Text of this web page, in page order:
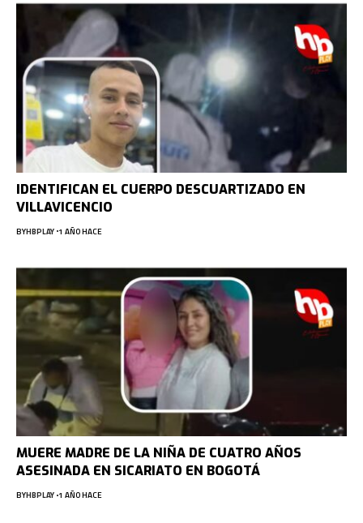
IDENTIFICAN EL CUERPO DESCUARTIZADO EN
VILLAVICENCIO
BYHBPLAY 1 AÑO HACE
MUERE MADRE DE LA NIÑA DE CUATRO AÑOS
ASESINADA EN SICARIATO EN BOGOTÁ
BYHBPLAY 1 AÑO HACE